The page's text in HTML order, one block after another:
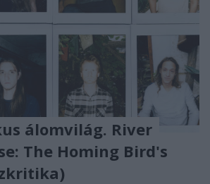
álomvilág. River
The Homing Bird's